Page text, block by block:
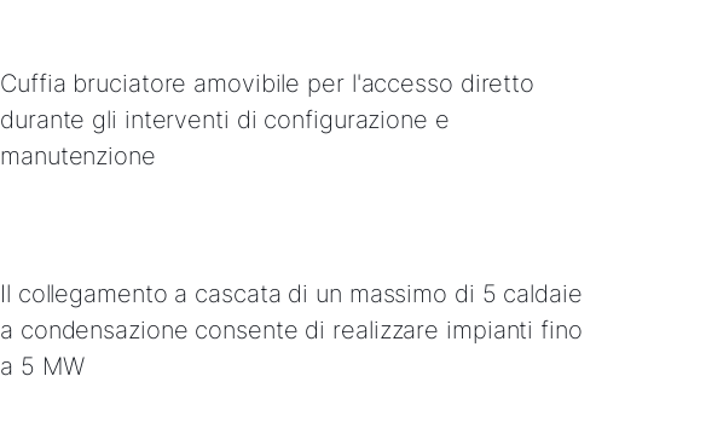
Cuffia bruciatore amovibile per l'accesso diretto
durante gli interventi di configurazione e
manutenzione
Il collegamento a cascata di un massimo di 5 caldaie
a condensazione consente di realizzare impianti fino
a 5 MW